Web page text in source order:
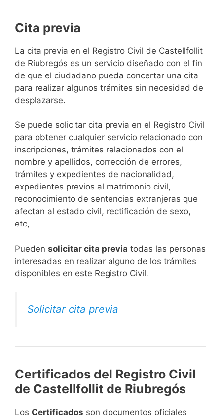
Cita previa
​​​​​​​​​​​​​​​​​​​​​​​​​​​​La cita previa en el Registro Civil de Castellfollit
de Riubregós es un servicio diseñado con el fin
de que el ciudadano pueda concertar una cita
para realizar algunos trámites sin necesidad de
desplazarse.​
Se puede solicitar cita previa en el Registro Civil
para obtener cualquier servicio relacionado con
inscripciones, trámites relacionados con el
nombre y apellidos, corrección de errores,
trámites y expedientes de nacionalidad,
expedientes previos al matrimonio civil,
reconocimiento de sentencias extranjeras que
afectan al estado civil, rectificación de sexo,
etc,
​Pueden solicitar cita previa todas las personas
interesadas en realizar alguno de los trámites
disponibles en este Registro Civil.​
Solicitar cita previa
Certificados del Registro Civil
de Castellfollit de Riubregós
Los Certificados son documentos oficiales